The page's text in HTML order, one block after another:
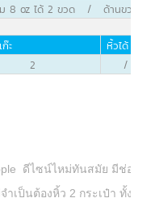
ม 8 oz ได้ 2 ขวด / ด้านขวา : เ
ะ หิ้วได้
2 /
ดีไซน์ไหม่ทันสมัย มีช่อง
นต้องหิ้ว 2 กระเป๋า ทั้งกระ